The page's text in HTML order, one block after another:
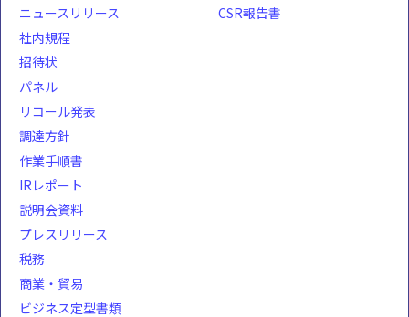
ニュースリリース
CSR報告書
社内規程
招待状
パネル
リコール発表
調達方針
作業手順書
IRレポート
説明会資料
プレスリリース
税務
商業・貿易
ビジネス定型書類